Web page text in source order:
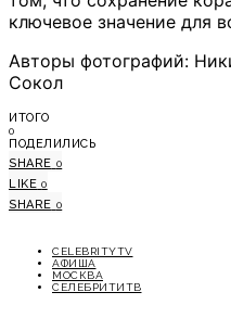
ключевое значение для
Авторы фотографий:
Сокол
ИТОГО
0
ПОДЕЛИЛИСЬ
SHARE 0
LIKE 0
SHARE 0
CELEBRITYTV
АФИША
МОСКВА
СЕЛЕБРИТИТВ